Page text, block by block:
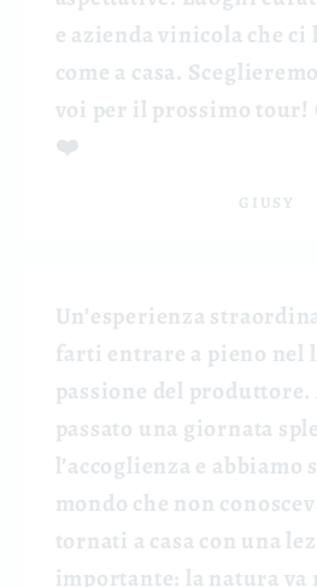
e azienda vinicola che
come a casa.
voi per il prossimo tour!
❤️
GIUSY
Un’esperienza
farti entrare a pieno nel
passione del
passato una giornata
l’accoglienza e abbiamo
mondo che non
tornati a casa con una
importante: la natura va